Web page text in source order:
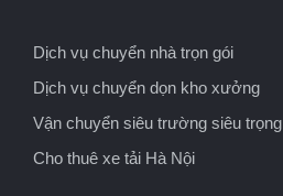
Dịch vụ chuyển nhà trọn gói
Dịch vụ chuyển dọn kho xưởng
Vận chuyển siêu trường siêu trọng
Cho thuê xe tải Hà Nội